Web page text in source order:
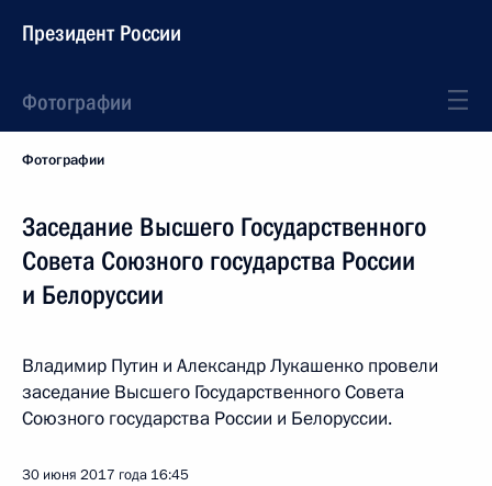
Президент России
Фотографии
Фотографии
Заседание Высшего Государственного
Совета Союзного государства России
и Белоруссии
Владимир Путин и Александр Лукашенко провели
заседание Высшего Государственного Совета
Союзного государства России и Белоруссии.
30 июня 2017 года 16:45